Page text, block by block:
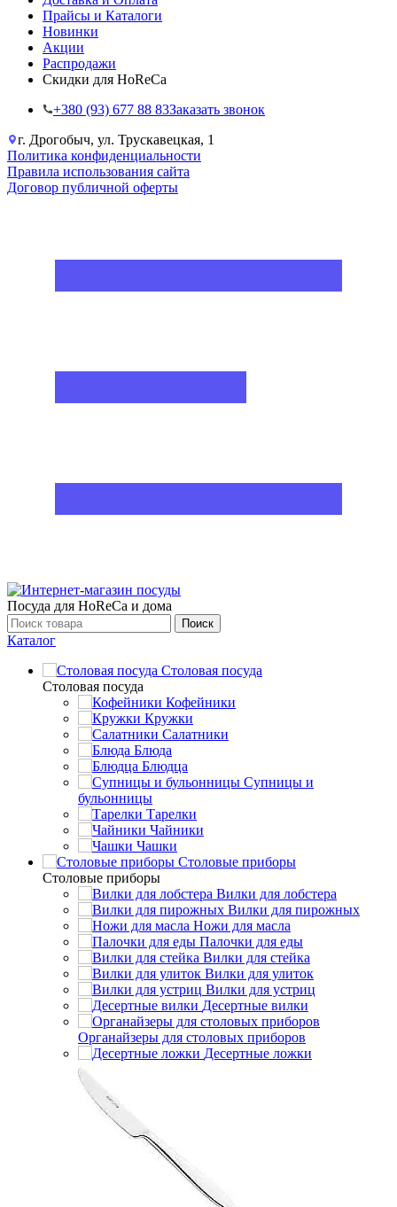
Прайсы и Каталоги
Новинки
Акции
Распродажи
Скидки для HoReCa
+38‎0 (93) 677 88 83Заказать звонок
г. Дрогобыч, ул. Трускавецкая, 1
Политика конфиденциальности
Правила использования сайта
Договор публичной оферты
Посуда для HoReCa и дома
Поиск
Каталог
Столовая посуда
Столовая посуда
Кофейники
Кружки
Салатники
Блюда
Блюдца
Супницы и
бульонницы
Тарелки
Чайники
Чашки
Cтоловые приборы
Cтоловые приборы
Вилки для лобстера
Вилки для пирожных
Ножи для масла
Палочки для еды
Вилки для стейка
Вилки для улиток
Вилки для устриц
Десертные вилки
Органайзеры для столовых приборов
Десертные ложки